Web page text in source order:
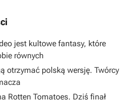
jest kultowe fantasy, które
równych
otrzymać polską wersję. Twórcy
Rotten Tomatoes. Dziś finał